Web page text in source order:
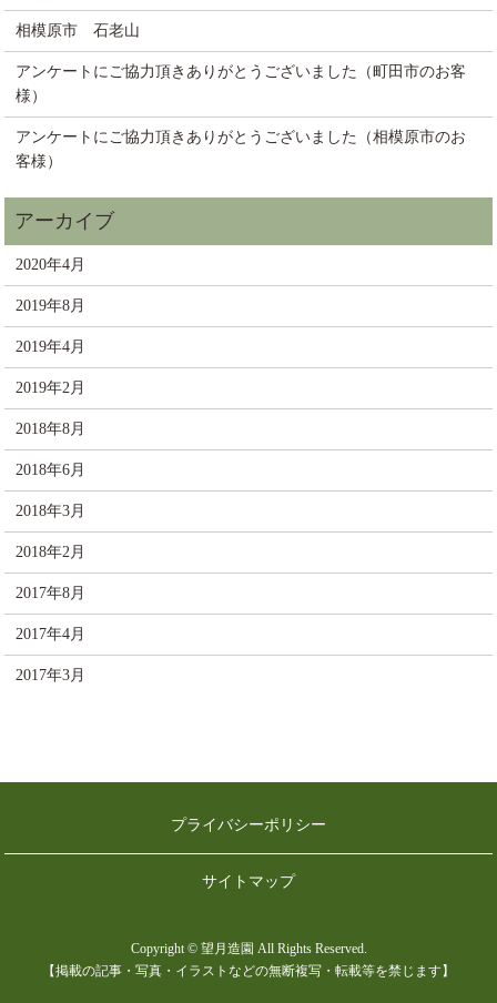
相模原市 石老山
アンケートにご協力頂きありがとうございました（町田市のお客
様）
アンケートにご協力頂きありがとうございました（相模原市のお
客様）
2020年4月
2019年8月
2019年4月
2019年2月
2018年8月
2018年6月
2018年3月
2018年2月
2017年8月
2017年4月
2017年3月
プライバシーポリシー
サイトマップ
Copyright © 望月造園 All Rights Reserved.
【掲載の記事・写真・イラストなどの無断複写・転載等を禁じます】